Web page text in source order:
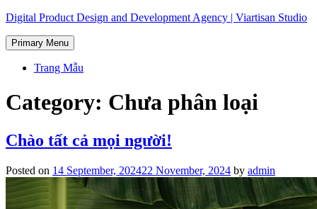
Skip
content
Digital Product Design and Development Agency | Viartisan Studio
Primary Menu
Trang Mẫu
Category: Chưa phân loại
Chào tất cả mọi người!
Posted on 14 September, 202422 November, 2024 by admin